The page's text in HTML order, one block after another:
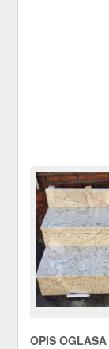
OPIS OGLASA